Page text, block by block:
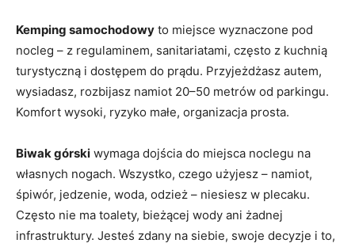
Kemping samochodowy to miejsce wyznaczone pod
nocleg – z regulaminem, sanitariatami, często z kuchnią
turystyczną i dostępem do prądu. Przyjeżdżasz autem,
wysiadasz, rozbijasz namiot 20–50 metrów od parkingu.
Komfort wysoki, ryzyko małe, organizacja prosta.
Biwak górski wymaga dojścia do miejsca noclegu na
własnych nogach. Wszystko, czego użyjesz – namiot,
śpiwór, jedzenie, woda, odzież – niesiesz w plecaku.
Często nie ma toalety, bieżącej wody ani żadnej
infrastruktury. Jesteś zdany na siebie, swoje decyzje i to,